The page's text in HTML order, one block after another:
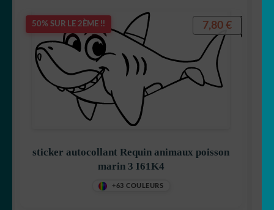
50% SUR LE 2ÈME !!
sticker autocollant Requin animaux poisson
marin 3 I61K4
+63 COULEURS
7,80 €